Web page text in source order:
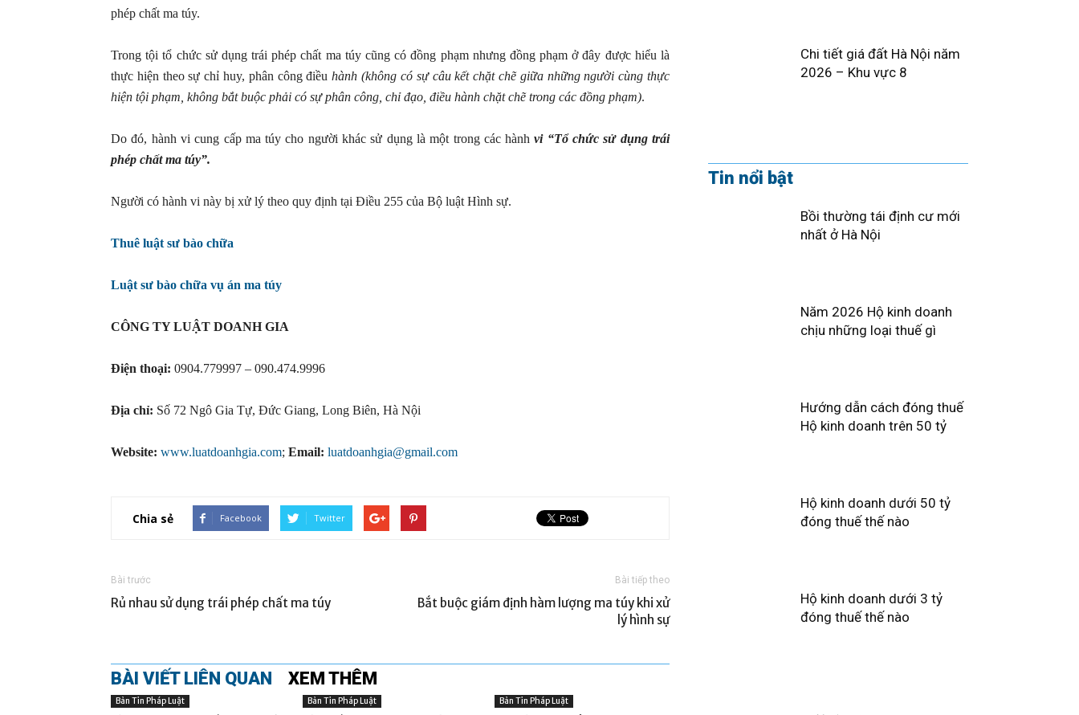
phép chất ma túy.
Trong tội tổ chức sử dụng trái phép chất ma túy cũng có đồng phạm nhưng đồng phạm ở đây được hiểu là
thực hiện theo sự chỉ huy, phân công điềuhành (không có sự câu kết chặt chẽ giữa những người cùng thực
hiện tội phạm, không bắt buộc phải có sự phân công, chỉ đạo, điều hành chặt chẽ trong các đồng phạm).
Do đó, hành vi cung cấp ma túy cho người khác sử dụng là một trong các hànhvi “Tổ chức sử dụng trái
phép chất ma túy”.
Người có hành vi này bị xử lý theo quy định tại Điều 255 của Bộ luật Hình sự.
Thuê luật sư bào chữa
Luật sư bào chữa vụ án ma túy
CÔNG TY LUẬT DOANH GIA
Điện thoại: 0904.779997 – 090.474.9996
Địa chỉ: Số 72 Ngô Gia Tự, Đức Giang, Long Biên, Hà Nội
Website: www.luatdoanhgia.com; Email: luatdoanhgia@gmail.com
Chia sẻ Facebook Twitter
Bài trước
Rủ nhau sử dụng trái phép chất ma túy
Bài tiếp theo
Bắt buộc giám định hàm lượng ma túy khi xử
lý hình sự
BÀI VIẾT LIÊN QUAN XEM THÊM
Bản Tin Pháp Luật Bản Tin Pháp Luật Bản Tin Pháp Luật
Chi tiết giá đất Hà Nội năm
2026 – Khu vực 8
Tin nổi bật
Bồi thường tái định cư mới
nhất ở Hà Nội
Năm 2026 Hộ kinh doanh
chịu những loại thuế gì
Hướng dẫn cách đóng thuế
Hộ kinh doanh trên 50 tỷ
Hộ kinh doanh dưới 50 tỷ
đóng thuế thế nào
Hộ kinh doanh dưới 3 tỷ
đóng thuế thế nào